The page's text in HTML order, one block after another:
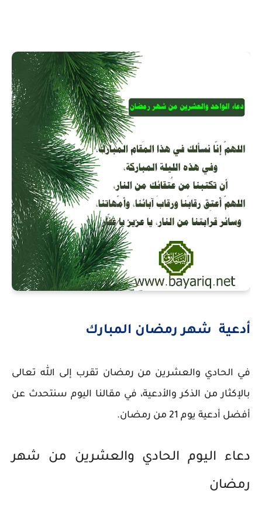
أدعية شهر رمضان المبارك
في الحادي والعشرين من رمضان تقرب إلى الله تعالى
بالإكثار من الذكر والأدعية، في مقالنا اليوم سنتحدث عن
أفضل أدعية يوم 21 من رمضان.
دعاء اليوم الحادي والعشرين من شهر
رمضان